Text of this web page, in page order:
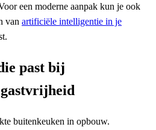
een moderne aanpak kun je ook
van artificiële intelligentie in je
past bij